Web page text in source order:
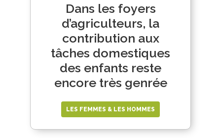
Dans les foyers
d’agriculteurs, la
contribution aux
tâches domestiques
des enfants reste
encore très genrée
LES FEMMES & LES HOMMES